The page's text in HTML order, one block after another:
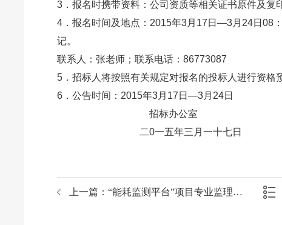
3．报名时携带资料：公司资质等相关证书原件及复
4．报名时间及地点：2015年3月17日—3月24日08
记。
联系人：张老师；联系电话：86773087
5．招标人将按照有关规定对报名的投标人进行资格
6．公告时间：2015年3月17日—3月
招标办公室
二0一五年三月一十七日
上一篇： “能耗监测平台”项目专业监理公司招标延期公告